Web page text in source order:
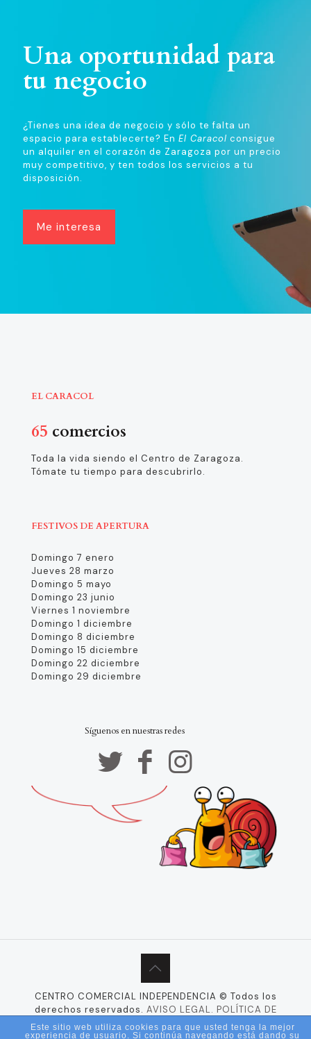
Una oportunidad para
tu negocio
¿Tienes una idea de negocio y sólo te falta un
espacio para establecerte? En El Caracol consigue
un alquiler en el corazón de Zaragoza por un precio
muy competitivo, y ten todos los servicios a tu
disposición.
Me interesa
EL CARACOL
65 comercios
Toda la vida siendo el Centro de Zaragoza.
Tómate tu tiempo para descubrirlo.
FESTIVOS DE APERTURA
Domingo 7 enero
Jueves 28 marzo
Domingo 5 mayo
Domingo 23 junio
Viernes 1 noviembre
Domingo 1 diciembre
Domingo 8 diciembre
Domingo 15 diciembre
Domingo 22 diciembre
Domingo 29 diciembre
Síguenos en nuestras redes
CENTRO COMERCIAL INDEPENDENCIA © Todos los
derechos reservados. AVISO LEGAL. POLÍTICA DE
PRIVACIDAD.
Web Realizada porAna Ortiz Publicidad.
Este sitio web utiliza cookies para que usted tenga la mejor
experiencia de usuario. Si continúa navegando está dando su